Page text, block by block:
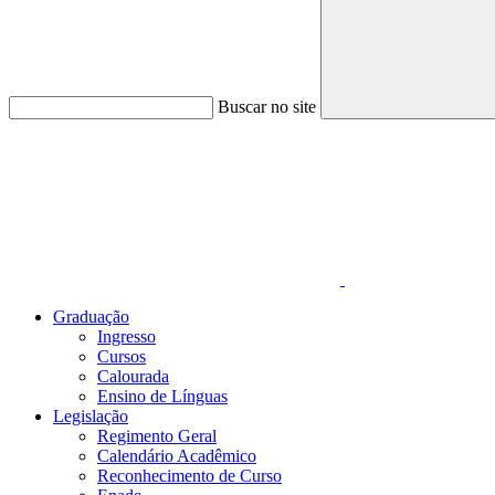
Buscar no site
Graduação
Ingresso
Cursos
Calourada
Ensino de Línguas
Legislação
Regimento Geral
Calendário Acadêmico
Reconhecimento de Curso